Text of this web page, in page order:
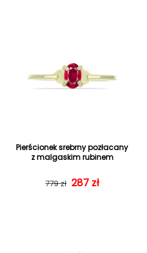
Pierścionek srebrny pozłacany
z malgaskim rubinem
Cena regularna
779 zł Cena sprzedaży
287 zł